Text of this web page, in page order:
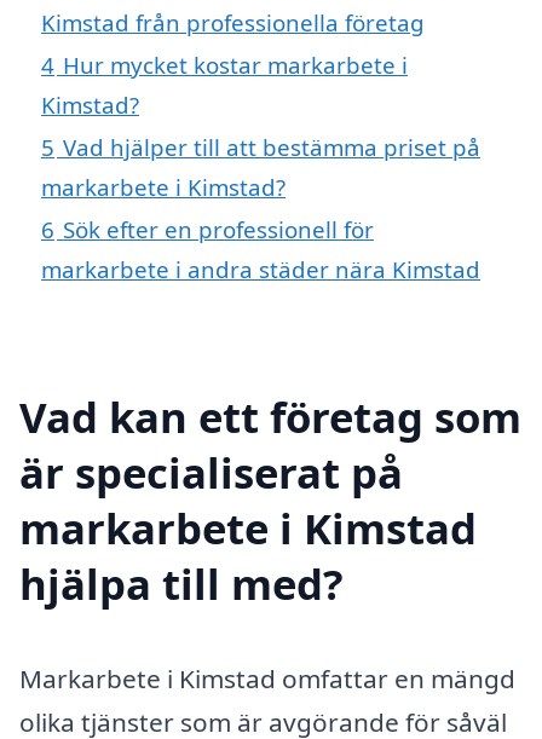
Kimstad från professionella företag
4 Hur mycket kostar markarbete i
Kimstad?
5 Vad hjälper till att bestämma priset på
markarbete i Kimstad?
6 Sök efter en professionell för
markarbete i andra städer nära Kimstad
Vad kan ett företag som
är specialiserat på
markarbete i Kimstad
hjälpa till med?
Markarbete i Kimstad omfattar en mängd
olika tjänster som är avgörande för såväl